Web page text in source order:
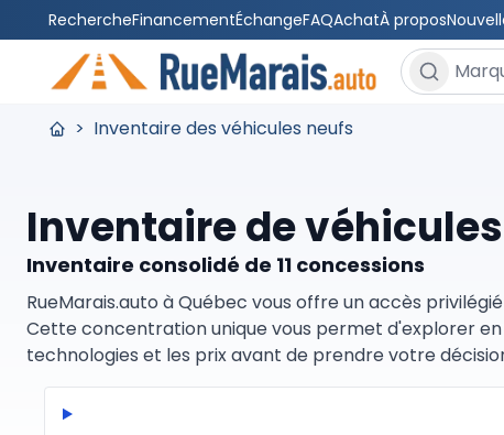
RechercheFinancementÉchangeFAQAchatÀ propos
Rechercher
> Inventaire des véhicules neufs
Inventaire de
Inventaire consolidé de 11 concessions
RueMarais.auto à Québec vous offre un accès
Cette concentration unique vous permet d'explorer
technologies et les prix avant de prendre votre